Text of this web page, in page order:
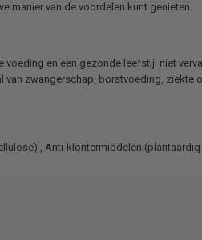
manier van de voordelen kunt genieten.
voeding en een gezonde leefstijl niet
van zwangerschap, borstvoeding, ziekte
, Anti-klontermiddelen